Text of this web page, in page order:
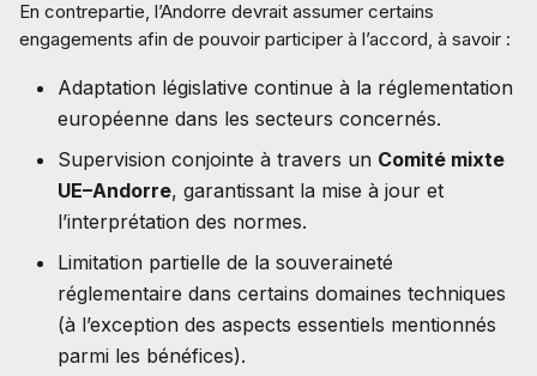
En contrepartie, l’Andorre devrait assumer certains
engagements afin de pouvoir participer à l’accord, à savoir :
Adaptation législative continue à la réglementation
européenne dans les secteurs concernés.
Supervision conjointe à travers un Comité mixte
UE–Andorre, garantissant la mise à jour et
l’interprétation des normes.
Limitation partielle de la souveraineté
réglementaire dans certains domaines techniques
(à l’exception des aspects essentiels mentionnés
parmi les bénéfices).